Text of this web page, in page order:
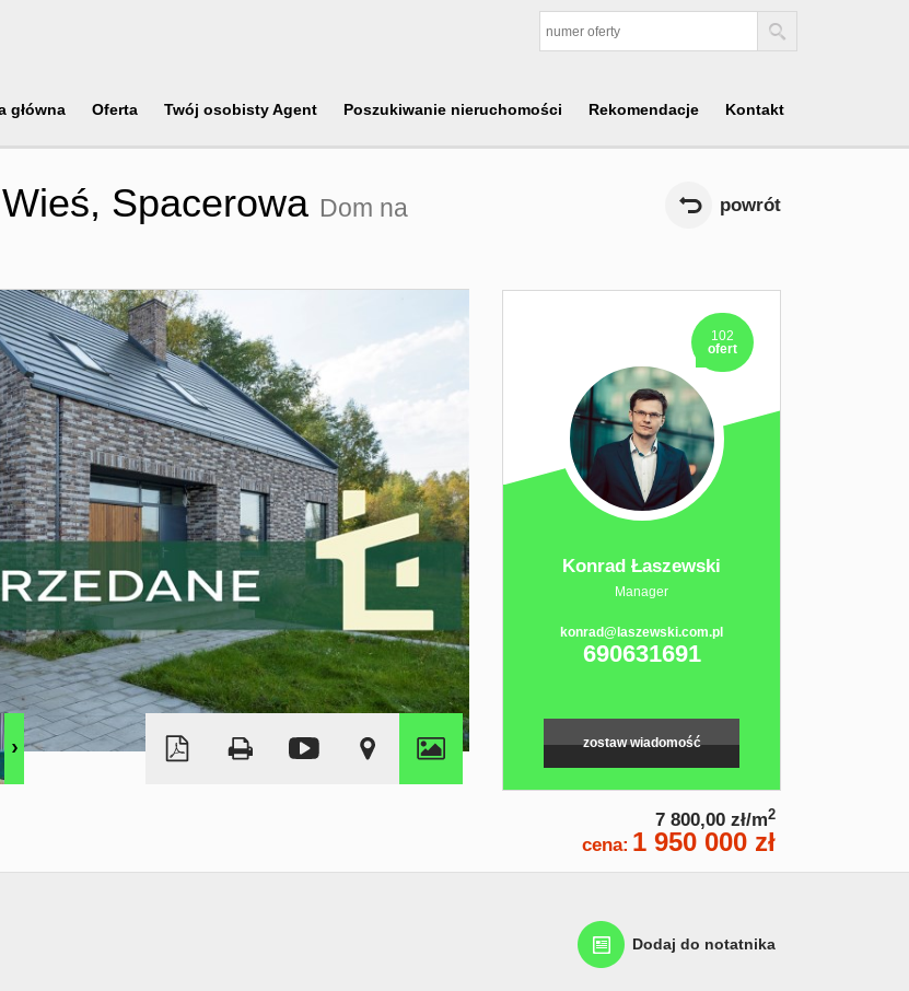
główna Oferta Twój osobisty Agent Poszukiwanie nieruchomości Rekomendacje Kontakt
Spacerowa Dom na
powrót
102
ofert
Konrad Łaszewski
Manager
konrad@laszewski.com.pl
690631691
zostaw wiadomość
7 800,00 zł/m2
cena: 1 950 000 zł
Dodaj do notatnika